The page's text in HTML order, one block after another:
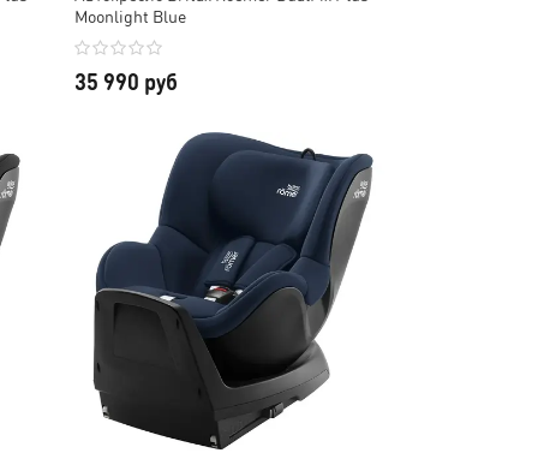
Moonlight Blue
35 990 руб